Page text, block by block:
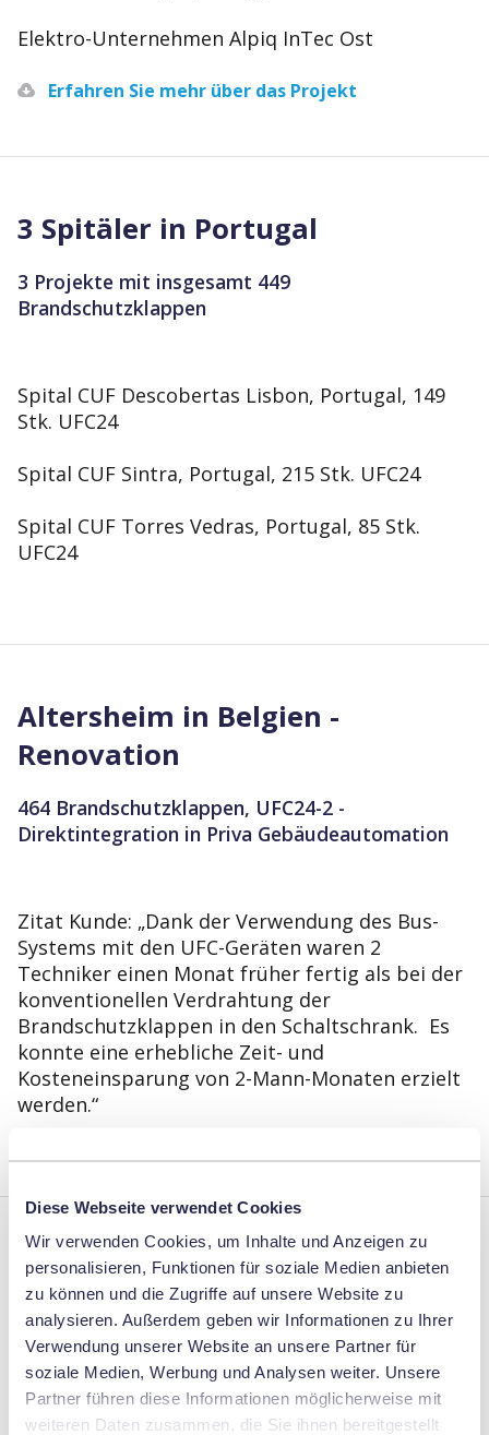
Diese Webseite verwendet Cookies
Wir verwenden Cookies, um Inhalte und Anzeigen zu
personalisieren, Funktionen für soziale Medien anbieten
zu können und die Zugriffe auf unsere Website zu
analysieren. Außerdem geben wir Informationen zu Ihrer
Verwendung unserer Website an unsere Partner für
soziale Medien, Werbung und Analysen weiter. Unsere
Partner führen diese Informationen möglicherweise mit
weiteren Daten zusammen, die Sie ihnen bereitgestellt
Elektro-Unternehmen Alpiq InTec Ost
Erfahren Sie mehr über das Projekt
3 Spitäler in Portugal
3 Projekte mit insgesamt 449
Brandschutzklappen
Spital CUF Descobertas Lisbon, Portugal, 149
Stk. UFC24
Spital CUF Sintra, Portugal, 215 Stk. UFC24
Spital CUF Torres Vedras, Portugal, 85 Stk.
UFC24
Altersheim in Belgien -
Renovation
464 Brandschutzklappen, UFC24-2 -
Direktintegration in Priva Gebäudeautomation
Zitat Kunde: „Dank der Verwendung des Bus-
Systems mit den UFC-Geräten waren 2
Techniker einen Monat früher fertig als bei der
konventionellen Verdrahtung der
Brandschutzklappen in den Schaltschrank. Es
konnte eine erhebliche Zeit- und
Kosteneinsparung von 2-Mann-Monaten erzielt
werden.“
Produktionsgebäude in
Dänemark - Neubau
100 Brandschutzklappen mit UFC24 -
Direktintegration via BACnet in Honeywell
Gebäudeautomation